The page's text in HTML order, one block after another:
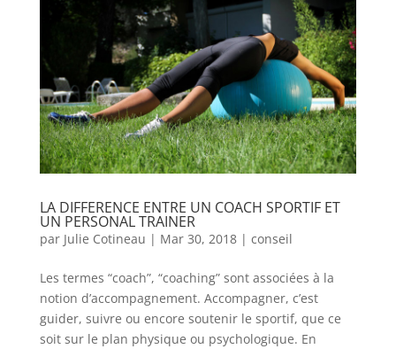
LA DIFFERENCE ENTRE UN COACH SPORTIF ET
UN PERSONAL TRAINER
par Julie Cotineau | Mar 30, 2018| conseil
Les termes “coach”, “coaching” sont associées à la
notion d’accompagnement. Accompagner, c’est
guider, suivre ou encore soutenir le sportif, que ce
soit sur le plan physique ou psychologique. En